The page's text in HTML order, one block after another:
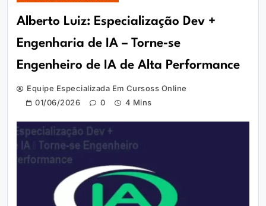
Alberto Luiz: Especialização Dev +
Engenharia de IA – Torne‑se
Engenheiro de IA de Alta Performance
Equipe Especializada Em Cursoss Online
01/06/2026
0 4 Mins